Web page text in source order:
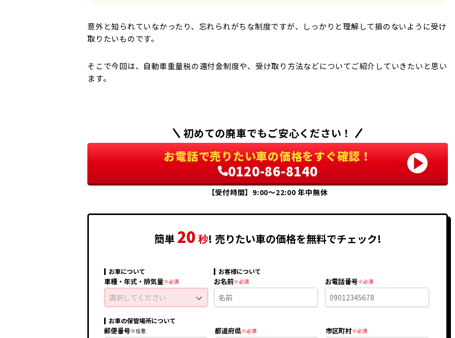
意外と知られていなかったり、忘れられがちな制度ですが、しっかりと理解して損のないように受け
取りたいものです。
そこで今回は、自動車重量税の還付金制度や、受け取り方法などについてご紹介していきたいと思い
ます。
初めての廃車でもご安心ください！
お電話で売りたい車の価格をすぐ確認！
0120-86-8140
【受付時間】9:00〜22:00 年中無休
簡単 20 秒! 売りたい車の価格を無料でチェック!
お車について
車種・年式・排気量
選択してください
お車の保管場所について
郵便番号 都道府県 市区町村
お客様について
お名前 お電話番号